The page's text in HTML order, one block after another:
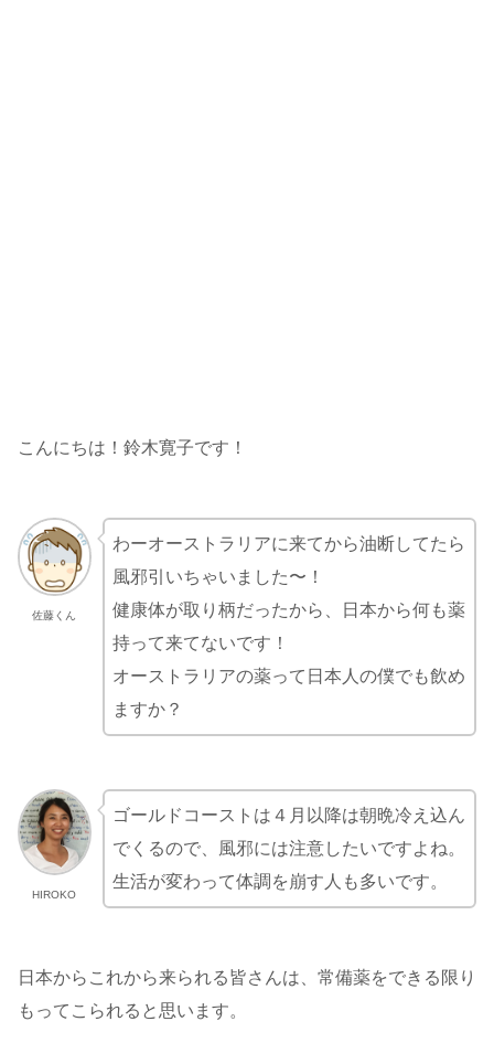
こんにちは！鈴木寛子です！
佐藤くん
わーオーストラリアに来てから油断してたら
風邪引いちゃいました〜！
健康体が取り柄だったから、日本から何も薬
持って来てないです！
オーストラリアの薬って日本人の僕でも飲め
ますか？
HIROKO
ゴールドコーストは４月以降は朝晩冷え込ん
でくるので、風邪には注意したいですよね。
生活が変わって体調を崩す人も多いです。
日本からこれから来られる皆さんは、常備薬をできる限り
もってこられると思います。